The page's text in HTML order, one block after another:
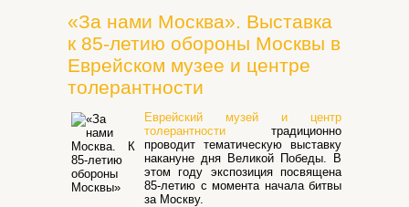
«За нами Москва». Выставка
к 85-летию обороны Москвы в
Еврейском музее и центре
толерантности
Еврейский музей и центр
толерантности традиционно
проводит тематическую выставку
накануне дня Великой Победы. В
этом году экспозиция посвящена
85-летию с момента начала битвы
за Москву.